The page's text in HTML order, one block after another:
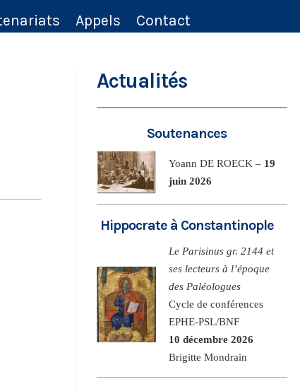
Appels Contact
Actualités
Soutenances
Yoann DE ROECK – 19
juin 2026
Hippocrate à Constantinople
Le Parisinus gr. 2144 et
ses lecteurs à l’époque
des Paléologues
Cycle de conférences
EPHE-PSL/BNF
10 décembre 2026
Brigitte Mondrain